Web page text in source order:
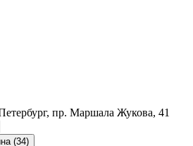
пр. Маршала Жукова, 41
(34)